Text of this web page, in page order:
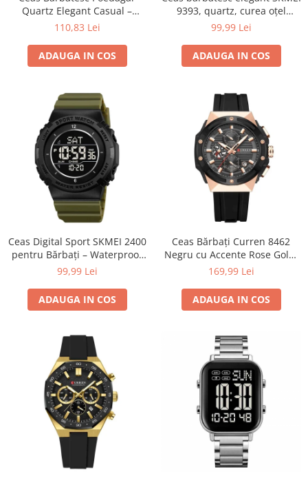
Quartz Elegant Casual –
Brățară și Carcasă din Oțel
Indici Luminoși
110,83 Lei
ADAUGA IN COS
9393, quartz, curea oțel
inoxidabil, rezistent la apă
99,99 Lei
ADAUGA IN COS
Ceas Digital Sport SKMEI 2400
pentru Bărbați – Waterproof
50M, LED, Alarmă, Verde
99,99 Lei
ADAUGA IN COS
Ceas Bărbați Curren 8462
Negru cu Accente Rose Gold,
Cronograf Quartz, Curea
169,99 Lei
ADAUGA IN COS